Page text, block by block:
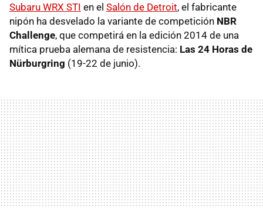
Subaru WRX STI en el Salón de Detroit, el fabricante
nipón ha desvelado la variante de competición NBR
Challenge, que competirá en la edición 2014 de una
mítica prueba alemana de resistencia: Las 24 Horas de
Nürburgring (19-22 de junio).